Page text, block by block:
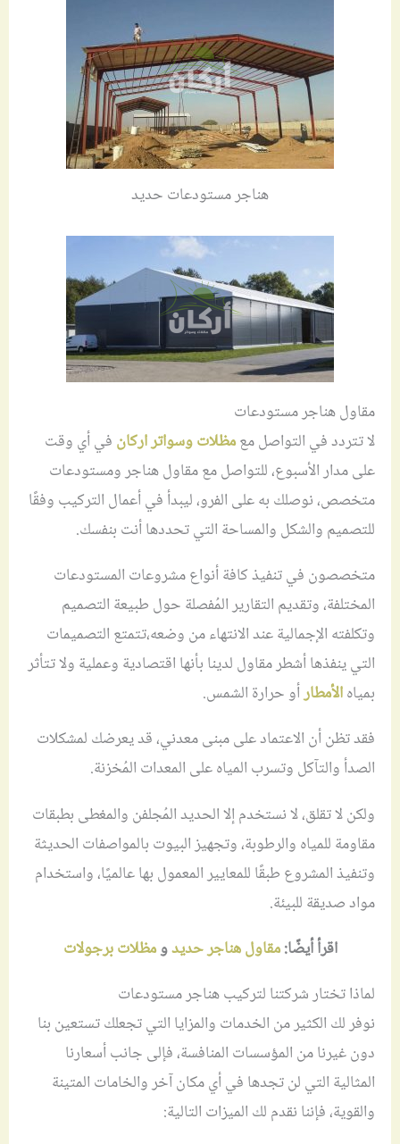
هناجر مستودعات حديد
مقاول هناجر مستودعات
لا تتردد في التواصل معمظلات وسواتر اركانفي أي وقت
على مدار الأسبوع، للتواصل مع مقاول هناجر ومستودعات
متخصص، نوصلك به على الفرو، ليبدأ في أعمال التركيب وفقًا
للتصميم والشكل والمساحة التي تحددها أنت بنفسك.
متخصصون في تنفيذ كافة أنواع مشروعات المستودعات
المختلفة، وتقديم التقارير المُفصلة حول طبيعة التصميم
وتكلفته الإجمالية عند الانتهاء من وضعه،تتمتع التصميمات
التي ينفذها أشطر مقاول لدينا بأنها اقتصادية وعملية ولا تتأثر
بمياهالأمطارأو حرارة الشمس.
فقد تظن أن الاعتماد على مبنى معدني، قد يعرضك لمشكلات
الصدأ والتآكل وتسرب المياه على المعدات المُخزنة.
ولكن لا تقلق، لا نستخدم إلا الحديد المُجلفن والمغطى بطبقات
مقاومة للمياه والرطوبة، وتجهيز البيوت بالمواصفات الحديثة
وتنفيذ المشروع طبقًا للمعايير المعمول بها عالميًا، واستخدام
مواد صديقة للبيئة.
اقرأ أيضًا:مقاول هناجر حديدومظلات برجولات
لماذا تختار شركتنا لتركيب هناجر مستودعات
نوفر لك الكثير من الخدمات والمزايا التي تجعلك تستعين بنا
دون غيرنا من المؤسسات المنافسة، فإلى جانب أسعارنا
المثالية التي لن تجدها في أي مكان آخر والخامات المتينة
والقوية، فإننا نقدم لك الميزات التالية: